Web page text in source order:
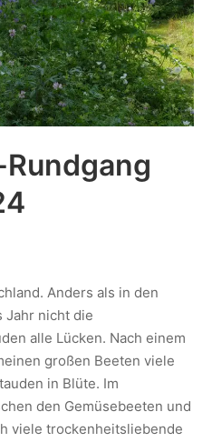
Anders als in den
Jahr nicht die
alle Lücken. Nach einem
großen Beeten viele
in Blüte. Im
den Gemüsebeeten und
viele trockenheitsliebende